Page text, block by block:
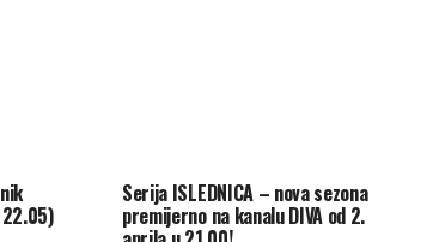
Serija ISLEDNICA – nova sezona
premijerno na kanalu DIVA od 2.